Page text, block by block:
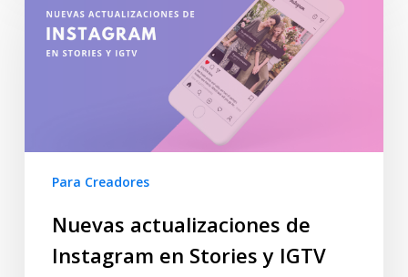
Para Creadores
Nuevas actualizaciones de
Instagram en Stories y IGTV